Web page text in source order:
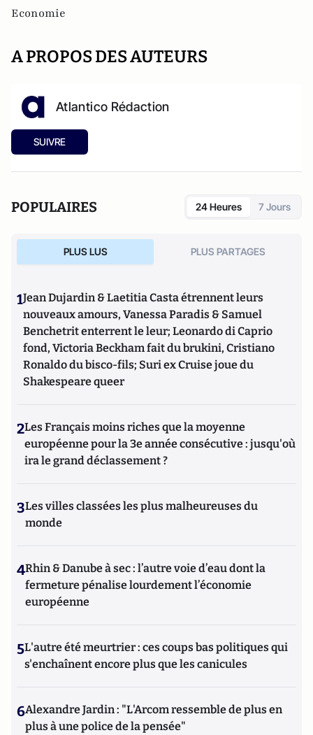
Economie
A PROPOS DES AUTEURS
Atlantico Rédaction
SUIVRE
POPULAIRES 24 Heures 7 Jours
PLUS LUS PLUS PARTAGES
1Jean Dujardin & Laetitia Casta étrennent leurs
nouveaux amours, Vanessa Paradis & Samuel
Benchetrit enterrent le leur; Leonardo di Caprio
fond, Victoria Beckham fait du brukini, Cristiano
Ronaldo du bisco-fils; Suri ex Cruise joue du
Shakespeare queer
2Les Français moins riches que la moyenne
européenne pour la 3e année consécutive : jusqu'où
ira le grand déclassement ?
3Les villes classées les plus malheureuses du
monde
4Rhin & Danube à sec : l’autre voie d’eau dont la
fermeture pénalise lourdement l’économie
européenne
5L'autre été meurtrier : ces coups bas politiques qui
s'enchaînent encore plus que les canicules
6Alexandre Jardin : "L'Arcom ressemble de plus en
plus à une police de la pensée"